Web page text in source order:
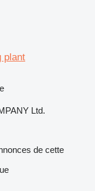
plant
Ltd.
de cette